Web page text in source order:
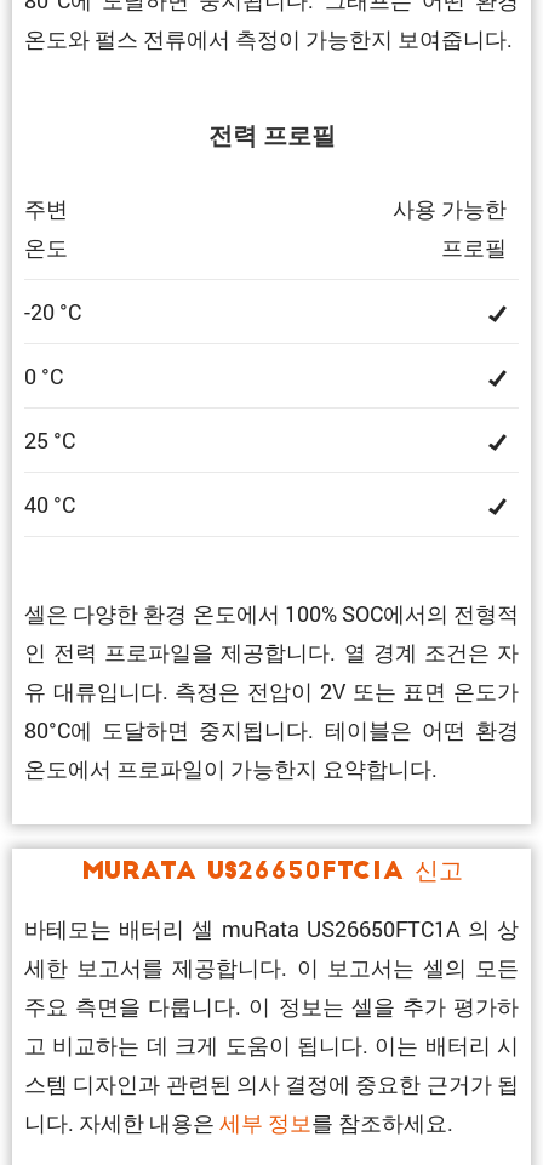
온도와 펄스 전류에서 측정이 가능한지 보여줍니다.
전력 프로필
주변
온도
사용 가능한
프로필
-20 °C
0 °C
25 °C
40 °C
셀은 다양한 환경 온도에서 100% SOC에서의 전형적
인 전력 프로파일을 제공합니다. 열 경계 조건은 자
유 대류입니다. 측정은 전압이 2V 또는 표면 온도가
80°C에 도달하면 중지됩니다. 테이블은 어떤 환경
온도에서 프로파일이 가능한지 요약합니다.
muRata US26650FTC1A 신고
바테모는 배터리 셀 muRata US26650FTC1A 의 상
세한 보고서를 제공합니다. 이 보고서는 셀의 모든
주요 측면을 다룹니다. 이 정보는 셀을 추가 평가하
고 비교하는 데 크게 도움이 됩니다. 이는 배터리 시
스템 디자인과 관련된 의사 결정에 중요한 근거가 됩
니다. 자세한 내용은 세부 정보를 참조하세요.